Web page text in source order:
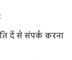
दें से संपर्क करना